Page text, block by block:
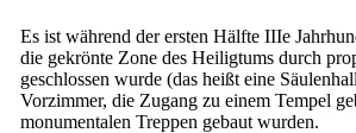
Es ist während der ersten Hälfte IIIe
die gekrönte Zone des Heiligtums durch
geschlossen wurde (das heißt eine
Vorzimmer, die Zugang zu einem Tempel
monumentalen Treppen gebaut wurden.